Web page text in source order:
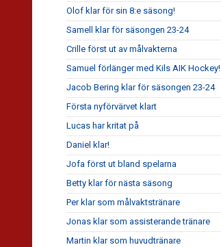
Olof klar för sin 8:e säsong!
Samell klar för säsongen 23-24
Crille först ut av målvakterna
Samuel förlänger med Kils AIK Hockey!
Jacob Bering klar för säsongen 23-24
Första nyförvärvet klart
Lucas har kritat på
Daniel klar!
Jofa först ut bland spelarna
Betty klar för nästa säsong
Per klar som målvaktstränare
Jonas klar som assisterande tränare
Martin klar som huvudtränare